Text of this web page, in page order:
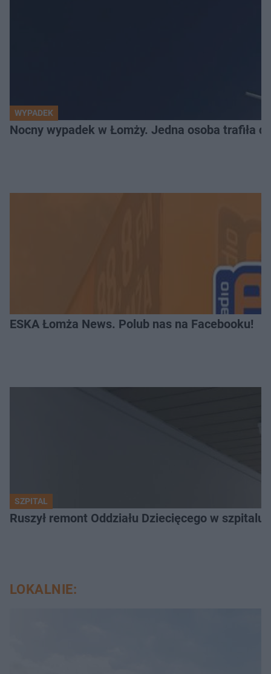
WYPADEK
Nocny wypadek w Łomży. Jedna osoba trafiła
ESKA Łomża News. Polub nas na Facebooku!
SZPITAL
Ruszył remont Oddziału Dziecięcego w
LOKALNIE: